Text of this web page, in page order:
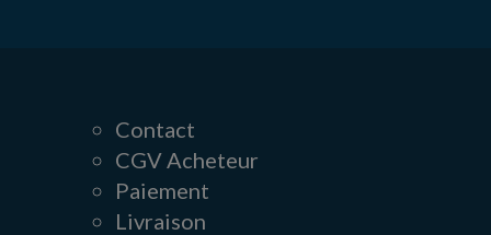
Contact
CGV Acheteur
Paiement
Livraison